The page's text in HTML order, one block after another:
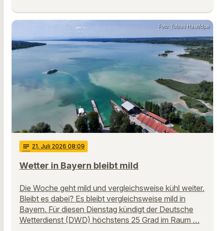
Foto: Tobias Hase/dpa
notes 21. Juli 2026 08:09
Wetter in Bayern bleibt mild
Die Woche geht mild und vergleichsweise kühl weiter.
Bleibt es dabei? Es bleibt vergleichsweise mild in
Bayern. Für diesen Dienstag kündigt der Deutsche
Wetterdienst (DWD) höchstens 25 Grad im Raum …